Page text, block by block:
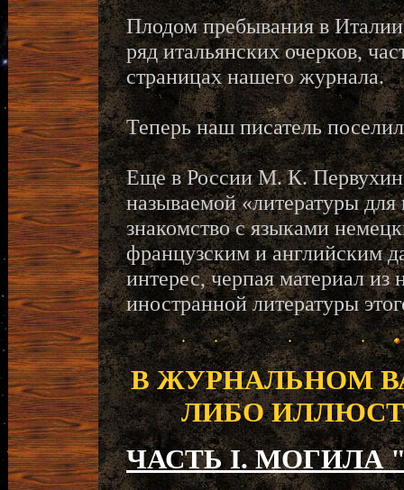
Плодом пребывания в
ряд итальянских очерков,
страницах нашего журнала.
Теперь наш писатель
Еще в России М. К. Первухин
называемой «литературы
знакомство с языками
французским и английским
интерес, черпая материал
иностранной литературы
В ЖУРНАЛЬНОМ
ЛИБО
ЧАСТЬ I. МОГИЛА